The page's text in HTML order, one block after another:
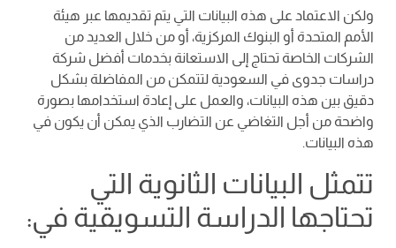
ولكن الاعتماد على هذه البيانات التي يتم تقديمها عبر هيئة
الأمم المتحدة أو البنوك المركزية، أو من خلال العديد من
الشركات الخاصة تحتاج إلى الاستعانة بخدمات أفضل شركة
دراسات جدوى في السعودية لتتمكن من المفاضلة بشكل
دقيق بين هذه البيانات، والعمل على إعادة استخدامها بصورة
واضحة من أجل التغاضي عن التضارب الذي يمكن أن يكون في
هذه البيانات.
تتمثل البيانات الثانوية التي
تحتاجها الدراسة التسويقية في: